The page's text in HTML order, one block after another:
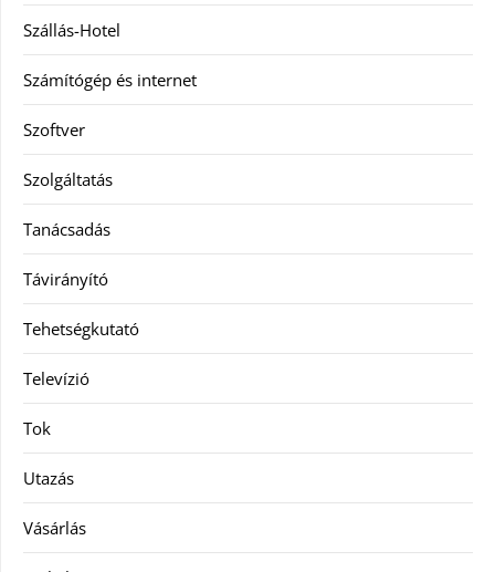
Szállás-Hotel
Számítógép és internet
Szoftver
Szolgáltatás
Tanácsadás
Távirányító
Tehetségkutató
Televízió
Tok
Utazás
Vásárlás